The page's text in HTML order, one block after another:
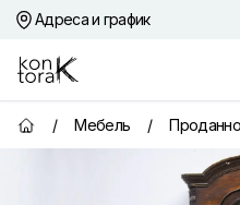
Адреса и график
Контора К
Главная страница
/ Мебель /